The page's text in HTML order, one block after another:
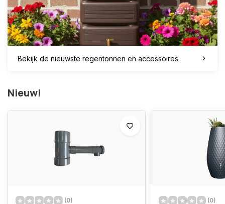
Bekijk de nieuwste regentonnen en accessoires
Nieuw!
(0) (0)